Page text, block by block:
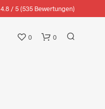
4.8 / 5 (535 Bewertungen)
0 0